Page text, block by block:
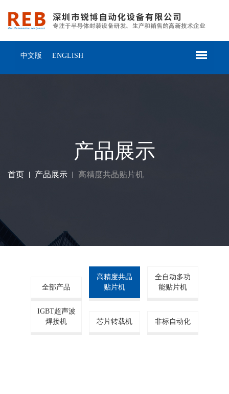
中文版 ENGLISH
产品展示
首页 产品展示 高精度共晶贴片机
全部产品
高精度共晶
贴片机
全自动多功
能贴片机
IGBT超声波
焊接机
芯片转载机 非标自动化